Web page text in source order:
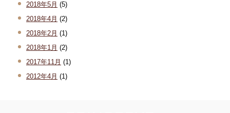
2018年5月 (5)
2018年4月 (2)
2018年2月 (1)
2018年1月 (2)
2017年11月 (1)
2012年4月 (1)